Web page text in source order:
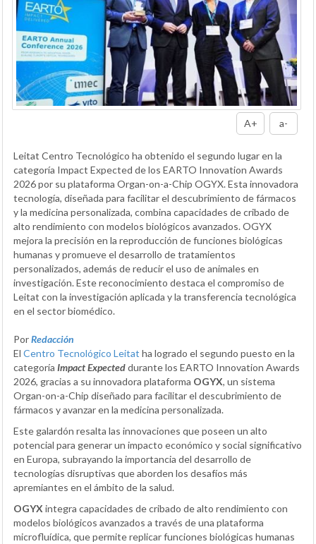
A+ a-
Leitat Centro Tecnológico ha obtenido el segundo lugar en la
categoría Impact Expected de los EARTO Innovation Awards
2026 por su plataforma Organ-on-a-Chip OGYX. Esta innovadora
tecnología, diseñada para facilitar el descubrimiento de fármacos
y la medicina personalizada, combina capacidades de cribado de
alto rendimiento con modelos biológicos avanzados. OGYX
mejora la precisión en la reproducción de funciones biológicas
humanas y promueve el desarrollo de tratamientos
personalizados, además de reducir el uso de animales en
investigación. Este reconocimiento destaca el compromiso de
Leitat con la investigación aplicada y la transferencia tecnológica
en el sector biomédico.
PorRedacción
El Centro Tecnológico Leitat ha logrado el segundo puesto en la
categoría Impact Expecteddurante los EARTO Innovation Awards
2026, gracias a su innovadora plataforma OGYX, un sistema
Organ-on-a-Chip diseñado para facilitar el descubrimiento de
fármacos y avanzar en la medicina personalizada.
Este galardón resalta las innovaciones que poseen un alto
potencial para generar un impacto económico y social significativo
en Europa, subrayando la importancia del desarrollo de
tecnologías disruptivas que aborden los desafíos más
apremiantes en el ámbito de la salud.
OGYX integra capacidades de cribado de alto rendimiento con
modelos biológicos avanzados a través de una plataforma
microfluídica, que permite replicar funciones biológicas humanas